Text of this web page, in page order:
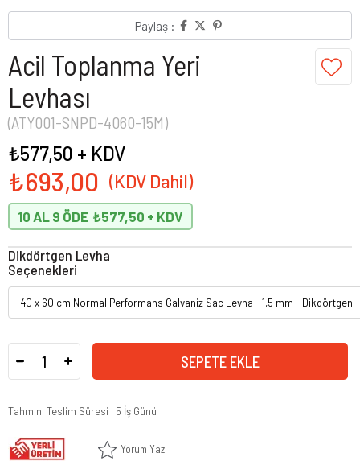
Paylaş :
Acil Toplanma Yeri
Levhası
(ATY001-SNPD-4060-15M)
₺693,00
₺577,50 + KDV
10 AL 9 ÖDE ₺577,50
Dikdörtgen Levha
Seçenekleri
Tahmini Teslim Süresi : 5 İş Günü
Yorum Yaz